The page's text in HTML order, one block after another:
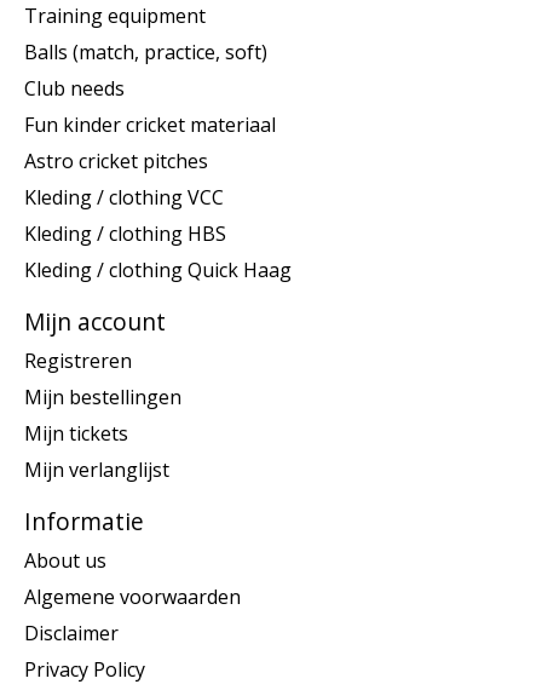
Training equipment
Balls (match, practice, soft)
Club needs
Fun kinder cricket materiaal
Astro cricket pitches
Kleding / clothing VCC
Kleding / clothing HBS
Kleding / clothing Quick Haag
Mijn account
Registreren
Mijn bestellingen
Mijn tickets
Mijn verlanglijst
Informatie
About us
Algemene voorwaarden
Disclaimer
Privacy Policy